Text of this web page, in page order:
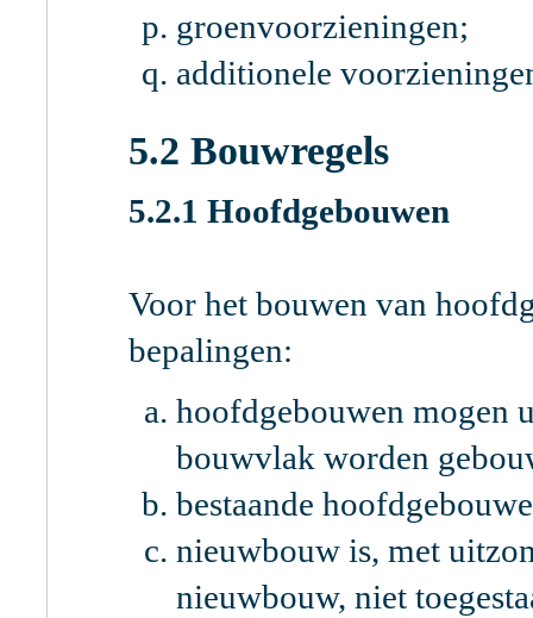
groenvoorzieningen;
additionele
5.2 Bouwregels
5.2.1 Hoofdgebouwen
Voor het bouwen van
bepalingen:
hoofdgebouwen mogen
bouwvlak worden
bestaande
nieuwbouw is, met
nieuwbouw, niet